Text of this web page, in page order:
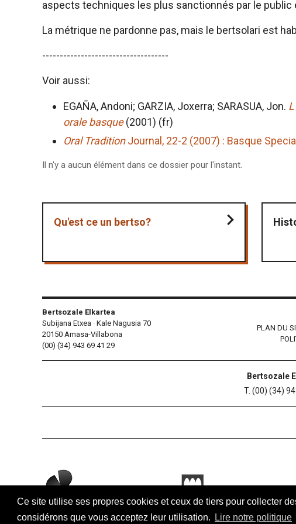
Ce site utilise ses propres cookies et ceux de tiers pour collecter
considérons que vous acceptez leur utilisation.
Lire notre politique
aspects techniques les plus sanctionnés par le public
La métrique ne pardonne pas, mais le bertsolari est
------------------------------------
Voir aussi:
EGAÑA, Andoni; GARZIA, Joxerra; SARASUA, Jon.
orale basque(2001) (fr)
Oral TraditionJournal, 22-2 (2007) : Basque
Il n'y a aucun élément dans ce dossier pour l'instant.
Qu'est ce un bertso?
Bertsozale Elkartea
Subijana Etxea · Kale Nagusia 70
20150 Amasa-Villabona
(00) (34) 943 69 41 29
PLAN DU
Bertsozale
T. (00) (34)